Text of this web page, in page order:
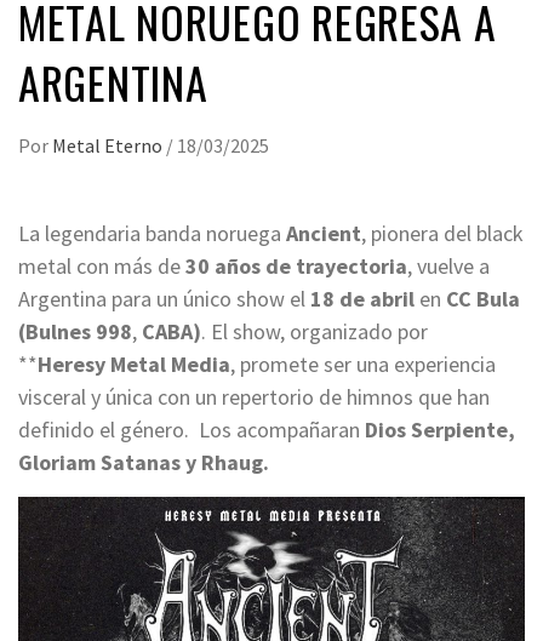
METAL NORUEGO REGRESA A
ARGENTINA
Por Metal Eterno / 18/03/2025
La legendaria banda noruega Ancient, pionera del black
metal con más de30 años de trayectoria, vuelve a
Argentina para un único show el 18 de abril en CC Bula
(Bulnes 998, CABA). El show, organizado por
**Heresy Metal Media, promete ser una experiencia
visceral y única con un repertorio de himnos que han
definido el género. Los acompañaran Dios Serpiente,
Gloriam Satanas y Rhaug.